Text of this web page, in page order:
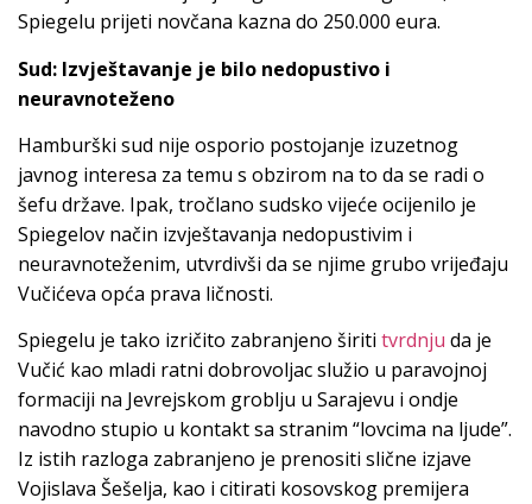
Spiegelu prijeti novčana kazna do 250.000 eura.
Sud: Izvještavanje je bilo nedopustivo i
neuravnoteženo
Hamburški sud nije osporio postojanje izuzetnog
javnog interesa za temu s obzirom na to da se radi o
šefu države. Ipak, tročlano sudsko vijeće ocijenilo je
Spiegelov način izvještavanja nedopustivim i
neuravnoteženim, utvrdivši da se njime grubo vrijeđaju
Vučićeva opća prava ličnosti.
Spiegelu je tako izričito zabranjeno širiti tvrdnju da je
Vučić kao mladi ratni dobrovoljac služio u paravojnoj
formaciji na Jevrejskom groblju u Sarajevu i ondje
navodno stupio u kontakt sa stranim “lovcima na ljude”.
Iz istih razloga zabranjeno je prenositi slične izjave
Vojislava Šešelja, kao i citirati kosovskog premijera